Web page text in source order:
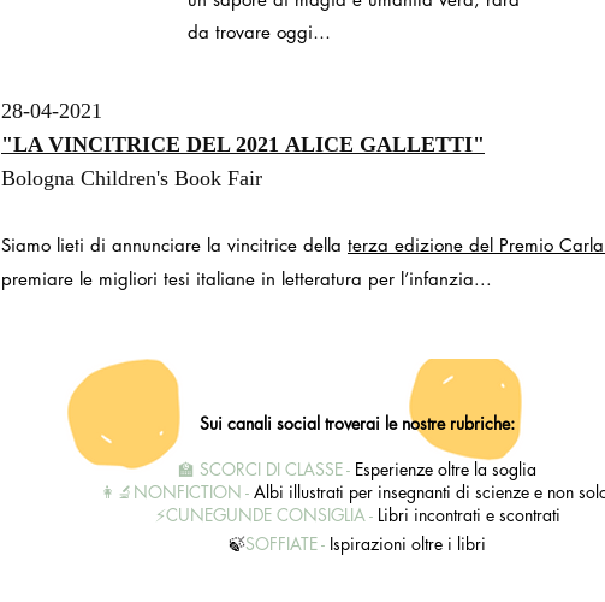
da trovare oggi…
28-04-2021
"LA VINCITRICE DEL 2021 ALICE GALLETTI"
Bologna Children's Book Fair
Siamo lieti di annunciare la vincitrice della terza edizione del Premio Carla
premiare le migliori tesi italiane in letteratura per l’infanzia...
Sui canali social troverai le nostre rubriche:
🏫 SCORCI DI CLASSE - Esperienze oltre la soglia
👩‍🔬NONFICTION - Albi illustrati per insegnanti di scienze e non
⚡️CUNEGUNDE CONSIGLIA- Libri incontrati e scontrati
🍃SOFFIATE- Ispirazioni oltre i libri